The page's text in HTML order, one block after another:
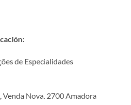
de Especialidades
Venda Nova. 2700 Amadora